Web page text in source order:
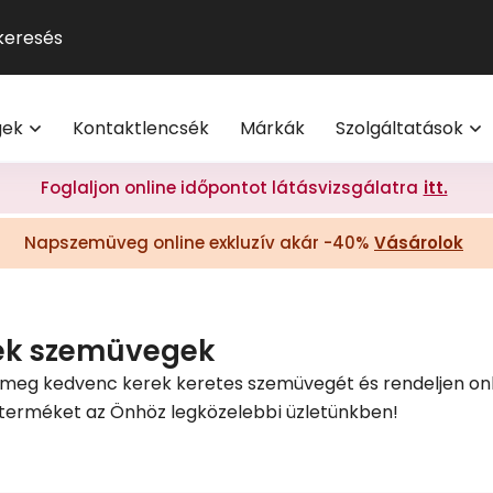
Kontaktlencsék Márkák Szolgáltatások
akció 20% I Vision Express Webshop
online | Vision Express webshop
Olvasó- és
Érdekességek
Tippek a
GYIK
Polaroid
További világmárkák
Kollekciók
Törzsvásárlói ajánlatok
Ray-Ban
Világmárkák
Foglaljon online időpontot látásvizsgálatra itt.
Napszemüveg online exkluzív akár -40% Vásárolok
szemüvegek
kedvenc kerek keretes szemüvegét és rendeljen
az Önhöz legközelebbi üzletünkben!